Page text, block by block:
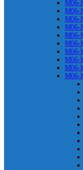
M06-
M06-
M06-
M06-
M06-
M06-
M06-
M06-
M06-
M06-